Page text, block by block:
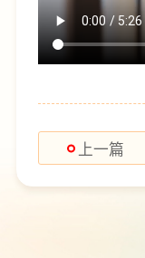
上一篇